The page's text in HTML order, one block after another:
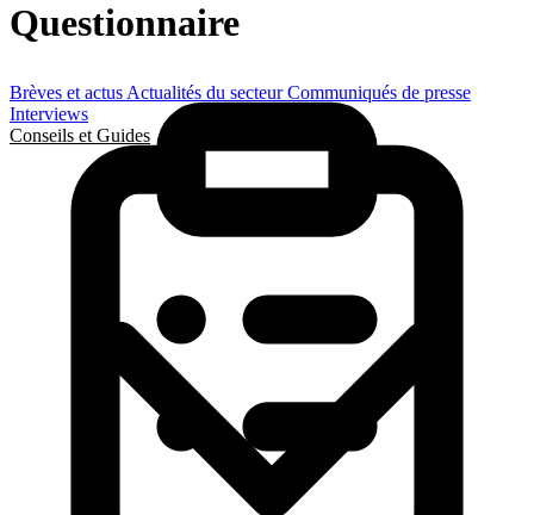
Brèves et actus Actualités du secteurCommuniqués de presse
Interviews
Conseils et Guides
Questionnaire